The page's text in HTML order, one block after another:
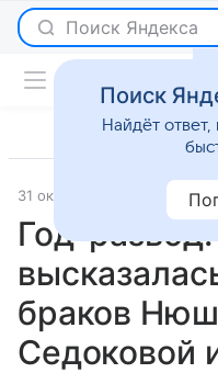
Поиск Яндекса
31 октября 2024
Год-
браков
Седоковой
Поиск
Найдёт